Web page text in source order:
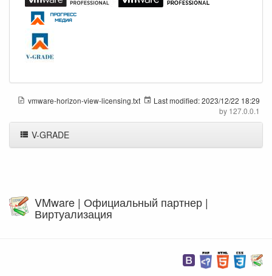
vmware-horizon-view-licensing.txt Last modified:2023/12/22 18:29
by 127.0.0.1
V-GRADE
VMware | Официальный партнер |
Виртуализация